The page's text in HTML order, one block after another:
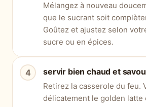
Mélangez à nouveau
que le sucrant soit
Goûtez et ajustez selon
sucre ou en épices.
servir bien chaud et
Retirez la casserole du feu.
délicatement le golden latte